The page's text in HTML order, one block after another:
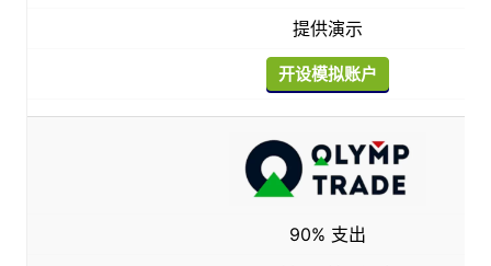
提供演示
开设模拟账户
90% 支出